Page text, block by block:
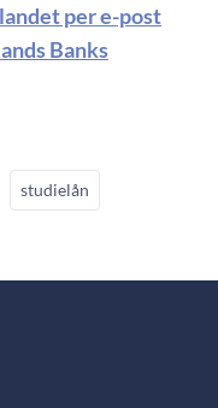
per e-post
Banks
studielån